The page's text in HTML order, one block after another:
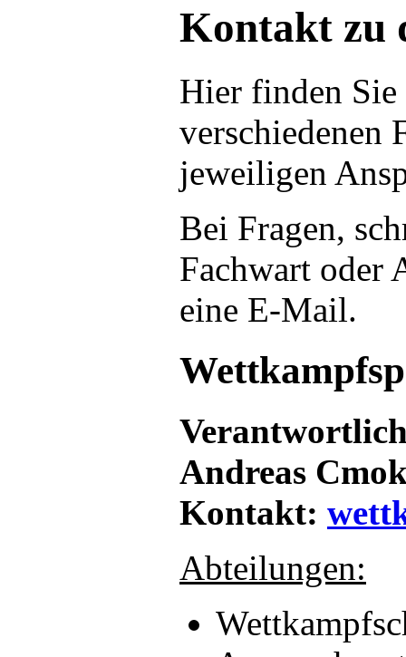
Kontakt zu
Hier finden
verschiedenen
jeweiligen
Bei Fragen,
Fachwart oder
eine E-Mail.
Andreas
Kontakt:
Abteilungen: